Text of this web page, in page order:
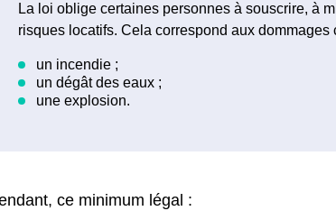
La loi oblige certaines personnes à souscrire, à
risques locatifs. Cela correspond aux dommages
ce minimum légal :